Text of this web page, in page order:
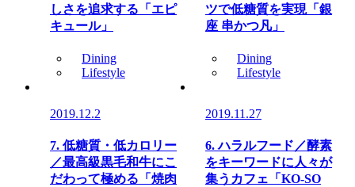
しさを追求する「エピ
キュール」
Dining
Lifestyle
ツで低糖質を実現「銀
座 串かつ凡」
Dining
Lifestyle
2019.12.2
7. 低糖質・低カロリー
／最高級黒毛和牛にこ
だわって極める「焼肉
2019.11.27
6. ハラルフード／酵素
をキーワードに人々が
集うカフェ「KO-SO